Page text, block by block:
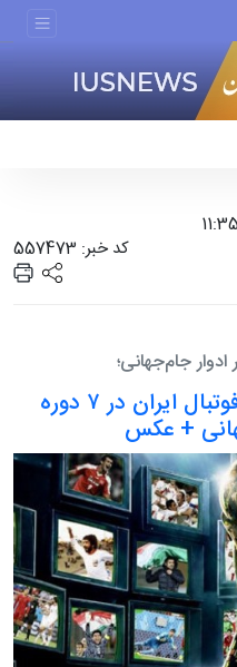
کد خبر: 557473
جام‌جهانی؛
اسامی بازیکنان تیم ملی فوتبال ایران در ۷ دوره
+ عکس